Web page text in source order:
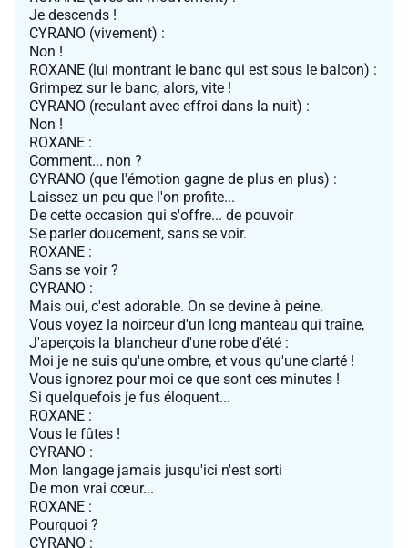
Je descends !
CYRANO (vivement) :
Non !
ROXANE (lui montrant le banc qui est sous le balcon) :
Grimpez sur le banc, alors, vite !
CYRANO (reculant avec effroi dans la nuit) :
Non !
ROXANE :
Comment... non ?
CYRANO (que l'émotion gagne de plus en plus) :
Laissez un peu que l'on profite...
De cette occasion qui s'offre... de pouvoir
Se parler doucement, sans se voir.
ROXANE :
Sans se voir ?
CYRANO :
Mais oui, c'est adorable. On se devine à peine.
Vous voyez la noirceur d'un long manteau qui traîne,
J'aperçois la blancheur d'une robe d'été :
Moi je ne suis qu'une ombre, et vous qu'une clarté !
Vous ignorez pour moi ce que sont ces minutes !
Si quelquefois je fus éloquent...
ROXANE :
Vous le fûtes !
CYRANO :
Mon langage jamais jusqu'ici n'est sorti
De mon vrai cœur...
ROXANE :
Pourquoi ?
CYRANO :